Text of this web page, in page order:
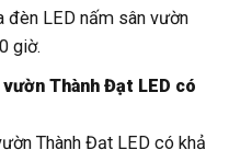
đèn LED nấm sân vườn
giờ.
Thành Đạt LED có
Thành Đạt LED có khả